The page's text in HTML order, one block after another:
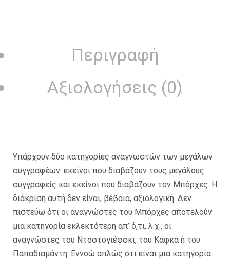
Περιγραφή
Αξιολογήσεις (0)
Υπάρχουν δύο κατηγορίες αναγνωστών των μεγάλων
συγγραφέων: εκείνοι που διαβάζουν τους μεγάλους
συγγραφείς και εκείνοι που διαβάζουν τον Μπόρχες. Η
διάκριση αυτή δεν είναι, βέβαια, αξιολογική. Δεν
πιστεύω ότι οι αναγνώστες του Μπόρχες αποτελούν
μια κατηγορία εκλεκτότερη απ’ ό,τι, λ.χ., οι
αναγνώστες του Ντοστογιέφσκι, του Κάφκα ή του
Παπαδιαμάντη. Εννοώ απλώς ότι είναι μια κατηγορία